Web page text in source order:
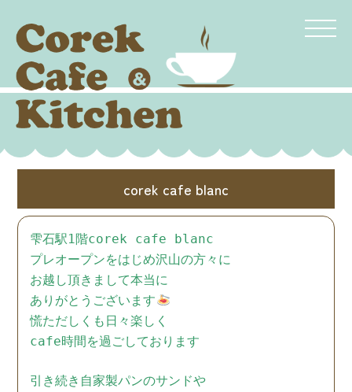
corek cafe blanc
雫石駅1階corek
cafe blanc
プレオープンをはじめ沢山の方々に
お越し頂きまして本当に
ありがとうございます
慌ただしくも日々楽しく
cafe時間を過ごしております
引き続き自家製パンのサンドや